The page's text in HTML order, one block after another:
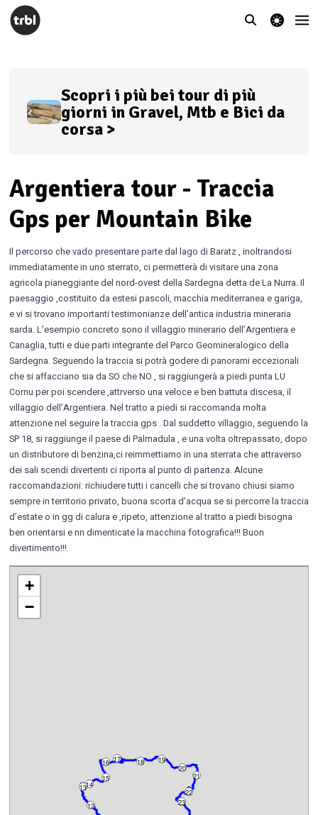
theme switcher
Scopri i più bei tour di più
giorni in Gravel, Mtb e Bici da
corsa >
Argentiera tour - Traccia
Gps per Mountain Bike
Il percorso che vado presentare parte dal lago di Baratz , inoltrandosi
immediatamente in uno sterrato, ci permetterà di visitare una zona
agricola pianeggiante del nord-ovest della Sardegna detta de La Nurra. Il
paesaggio ,costituito da estesi pascoli, macchia mediterranea e gariga,
e vi si trovano importanti testimonianze dell’antica industria mineraria
sarda. L’esempio concreto sono il villaggio minerario dell’Argentiera e
Canaglia, tutti e due parti integrante del Parco Geomineralogico della
Sardegna. Seguendo la traccia si potrà godere di panorami eccezionali
che si affacciano sia da SO che NO , si raggiungerà a piedi punta LU
Cornu per poi scendere ,attrverso una veloce e ben battuta discesa, il
villaggio dell’Argentiera. Nel tratto a piedi si raccomanda molta
attenzione nel seguire la traccia gps . Dal suddetto villaggio, seguendo la
SP 18, si raggiunge il paese di Palmadula , e una volta oltrepassato, dopo
un distributore di benzina,ci reimmettiamo in una sterrata che attraverso
dei sali scendi divertenti ci riporta al punto di partenza. Alcune
raccomandazioni: richiudere tutti i cancelli che si trovano chiusi siamo
sempre in territorio privato, buona scorta d’acqua se si percorre la traccia
d’estate o in gg di calura e ,ripeto, attenzione al tratto a piedi bisogna
ben orientarsi e nn dimenticate la macchina fotografica!!! Buon
divertimento!!!
16
12
20
14
18
22
13
15
17
19
21
23
+
−